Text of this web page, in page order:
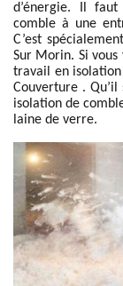
d’énergie. Il
comble à une
C’est
Sur Morin. Si
travail en isolation
Couverture . Qu’il
isolation de
laine de verre.